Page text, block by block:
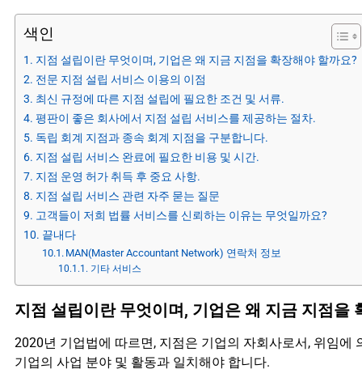
색인
지점 설립이란 무엇이며, 기업은 왜 지금 지점을 확장해야 할까요?
전문 지점 설립 서비스 이용의 이점
최신 규정에 따른 지점 설립에 필요한 조건 및 서류.
평판이 좋은 회사에서 지점 설립 서비스를 제공하는 절차.
독립 회계 지점과 종속 회계 지점을 구분합니다.
지점 설립 서비스 완료에 필요한 비용 및 시간.
지점 운영 허가 취득 후 중요 사항.
지점 설립 서비스 관련 자주 묻는 질문
고객들이 저희 법률 서비스를 신뢰하는 이유는 무엇일까요?
끝내다
MAN(Master Accountant Network) 연락처 정보
기타 서비스
지점 설립이란 무엇이며, 기업은 왜 지금 지점을
2020년 기업법에 따르면, 지점은 기업의 자회사로서, 위임
기업의 사업 분야 및 활동과 일치해야 합니다.